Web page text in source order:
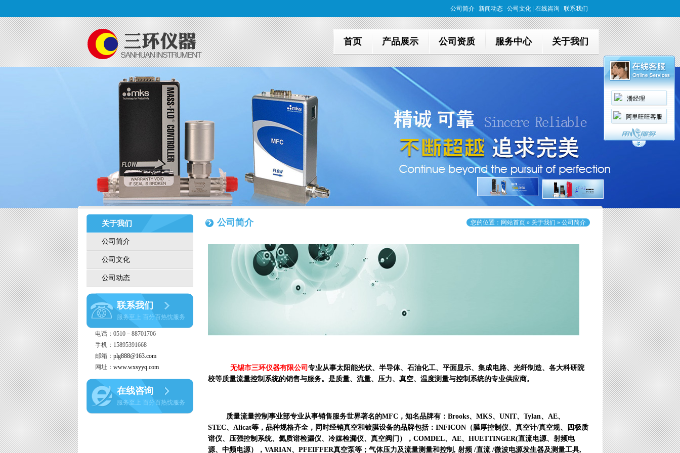
潘经理
阿里旺旺客服
公司简介 新闻动态 公司文化 在线咨询 联系我们
首页 产品展示 公司资质 服务中心 关于我们
关于我们
公司简介
公司文化
公司动态
联系我们
服务至上 百分百热忱服务
电话：0510－88701706
手机：15895391668
邮箱： plg888@163.com
网址： www.wxsyyq.com
在线咨询
服务至上 百分百热忱服务
您的位置： 网站首页» 关于我们 » 公司简介
公司简介
无锡市三环仪器有限公司 专业从事太阳能光伏、半导体、石油化工、平面显示、集成电路、光纤制造、各大科研院
校等质量流量控制系统的销售与服务。是质量、流量、压力、真空、温度测量与控制系统的专业供应商。
质量流量控制事业部专业从事销售服务世界著名的MFC，知名品牌有：Brooks、MKS、UNIT、Tylan、AE、
STEC、Alicat等，品种规格齐全，同时经销真空和镀膜设备的品牌包括：INFICON（膜厚控制仪、真空计/真空规、四极质
谱仪、压强控制系统、氦质谱检漏仪、冷媒检漏仪、真空阀门），COMDEL、AE、HUETTINGER(直流电源、射频电
源、中频电源），VARIAN、PFEIFFER真空泵等；气体压力及流量测量和控制, 射频 /直流 /微波电源发生器及测量工具,